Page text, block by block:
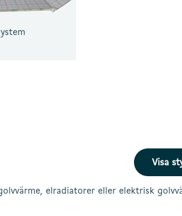
Visa
elradiatorer eller elektrisk